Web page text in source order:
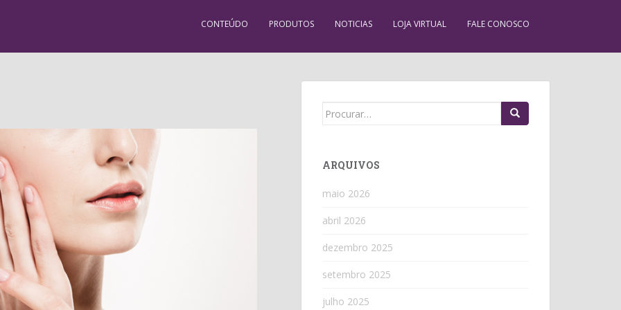
CONTEÚDO PRODUTOS NOTICIAS LOJA VIRTUAL FALE CONOSCO
Search
ARQUIVOS
maio 2026
abril 2026
dezembro 2025
setembro 2025
julho 2025